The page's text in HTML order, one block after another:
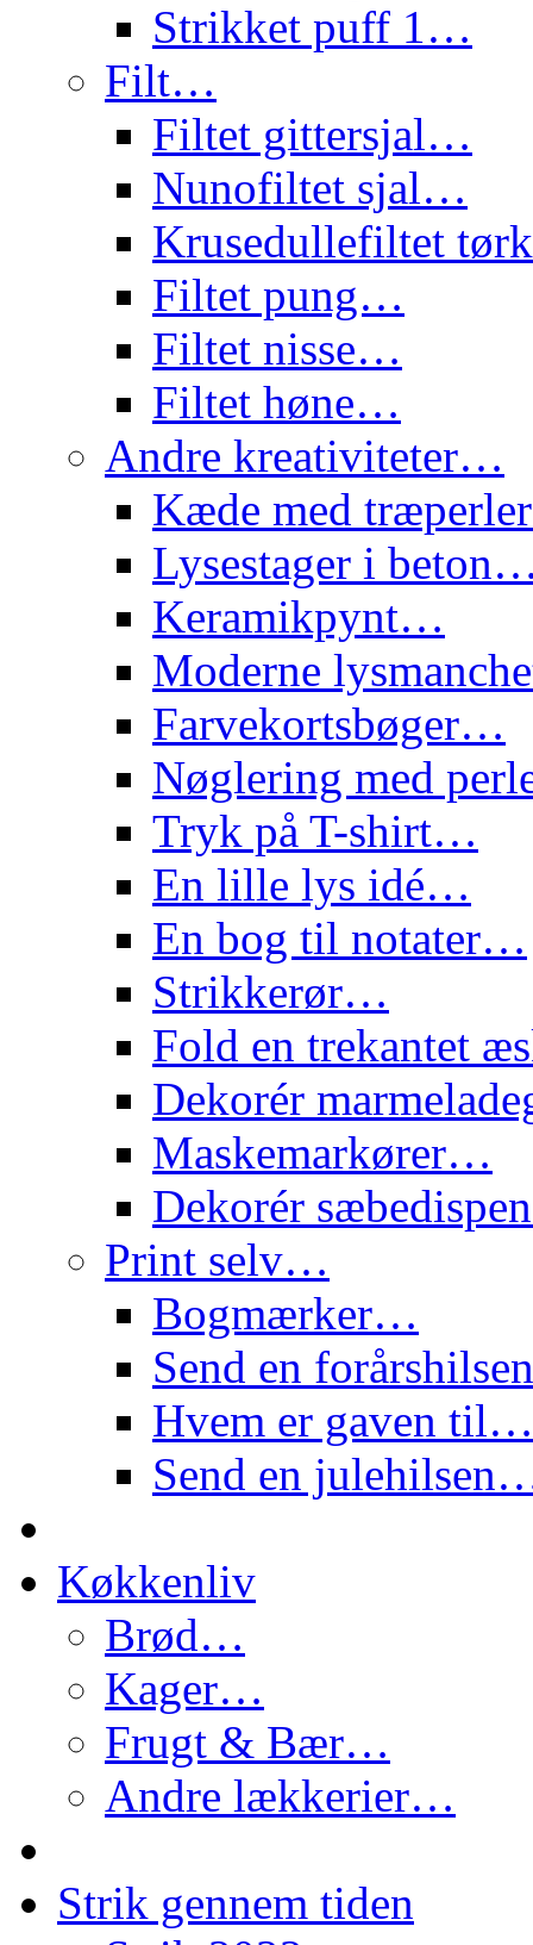
Strikket puff 1…
Filt…
Filtet gittersjal…
Nunofiltet sjal…
Krusedullefiltet
Filtet pung…
Filtet nisse…
Filtet høne…
Andre kreativiteter…
Kæde med
Lysestager i
Keramikpynt…
Moderne
Farvekortsbøger…
Nøglering med
Tryk på T-shirt…
En lille lys idé…
En bog til notater…
Strikkerør…
Fold en trekantet
Dekorér
Maskemarkører…
Dekorér
Print selv…
Bogmærker…
Send en
Hvem er gaven til…
Send en
Køkkenliv
Brød…
Kager…
Frugt & Bær…
Andre lækkerier…
Strik gennem tiden